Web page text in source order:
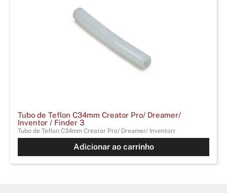
Tubo de Teflon C34mm Creator Pro/ Dreamer/
Inventor / Finder 3
Tubo de Teflon C34mm Creator Pro/ Dreamer/ Inventorr
Adicionar ao carrinho